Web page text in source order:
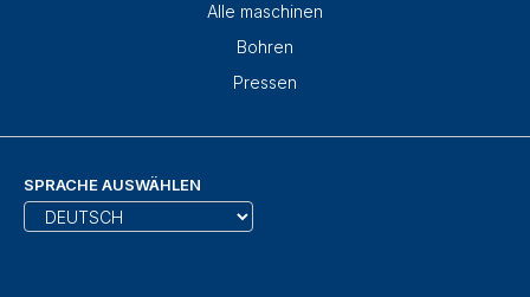
Alle maschinen
Bohren
Pressen
SPRACHE AUSWÄHLEN